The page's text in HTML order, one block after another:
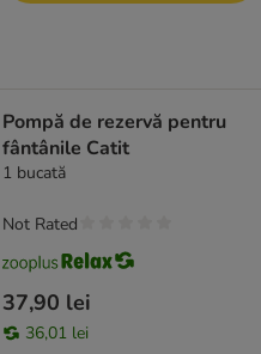
Pompă de rezervă pentru
fântânile Catit
1 bucată
37,90 lei
36,01 lei
Not Rated